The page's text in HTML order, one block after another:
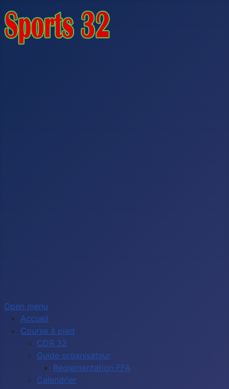
Open menu
Accueil
Course à pied
CDR 32
Guide organisateur
Réglementation FFA
Calendrier